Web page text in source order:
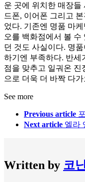
운 곳에 위치한 매장들
드폰, 이어폰 그리고
었다. 기존엔 명품 마
오를 백화점에서 볼 수
던 것도 사실이다. 명
하기엔 부족하다. 반세
점을 맞추고 일궈온 진
으로 더욱 더 바짝 다
See more
Previous article
Next article 엘라
Written by 코